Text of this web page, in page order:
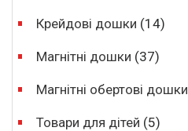
Крейдові дошки (14)
Магнітні дошки (37)
Магнітні обертові дошки
Товари для дітей (5)